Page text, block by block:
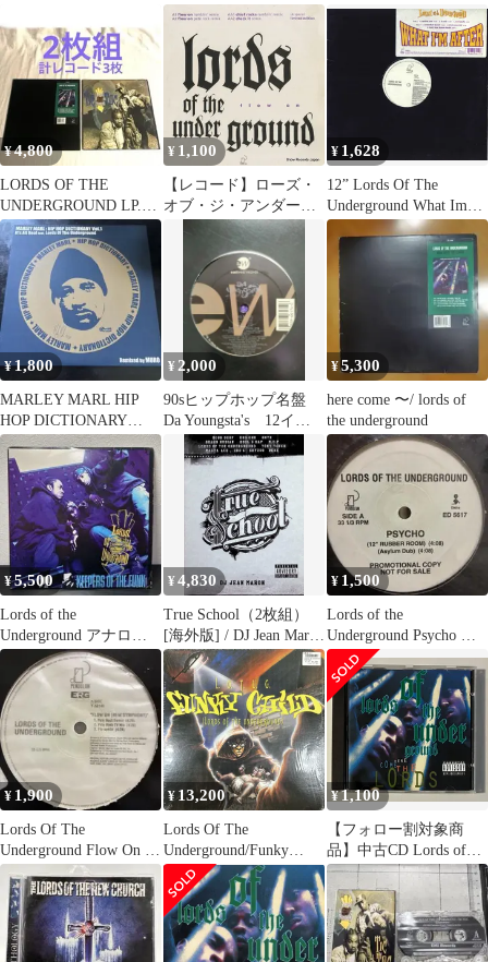
After
Underground Hiphop
¥4,800
LORDS OF THE
UNDERGROUND LP.シ
ングル 2枚組
¥ 1,100
【レコード】ローズ・
オブ・ジ・アンダーグ
ラウンド flow on
12COOL294
¥ 1,628
12” Lords Of The
Underground What Im
After Y58321 Pendulum
Records /00250
¥1,800
MARLEY MARL HIP
HOP DICTIONARY
Vol.1
¥ 2,000
90sヒップホップ名盤
Da Youngsta's 12イン
¥5,300
here come 〜/ lords of
the underground
¥5,500
Lords of the
Underground アナログ
レコード
¥4,830
True School（2枚組）
[海外版] / DJ Jean Maron
(CD)
¥ 1,500
Lords of the
Underground Psycho レ
コード
¥ 1,900
Lords Of The
Underground Flow On レ
コード
¥13,200
Lords Of The
Underground/Funky
Child/0-66330/レコー
ド/record /LP
¥ 1,100
【フォロー割対象商
品】中古CD Lords of
the Underground 『Here
Come the Lords』